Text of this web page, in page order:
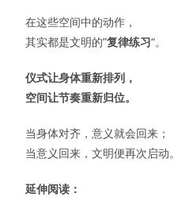
在这些空间中的动作，
其实都是文明的”复律练习“。
仪式让身体重新排列，
空间让节奏重新归位。
当身体对齐，意义就会回来；
当意义回来，文明便再次启动。
延伸阅读：